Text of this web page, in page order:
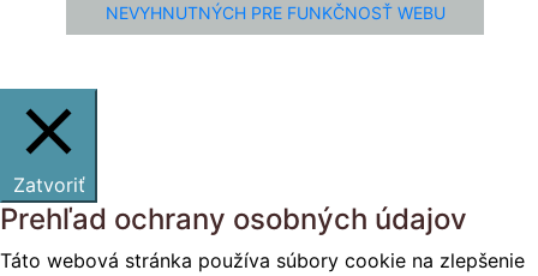
NEVYHNUTNÝCH PRE FUNKČNOSŤ WEBU
Zatvoriť
Prehľad ochrany osobných údajov
Táto webová stránka používa súbory cookie na zlepšenie